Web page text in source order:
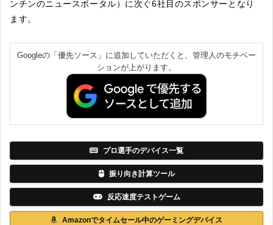
ンチンのニュースポータル）に次ぐ6社目のスポンサーとなり
ます。
Googleの「優先ソース」に追加していただくと、管理人のモチベー
ションが上がります。
プロ選手のデバイス一覧
振り向き計算ツール
反応速度テストゲーム
Amazonでタイムセール中のゲーミングデバイス